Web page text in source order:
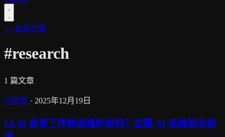
← 全部文章
#research
1 篇文章
付权智 · 2025年12月19日
LLM 会革了传统运维的命吗？近期 AI 运维前沿综